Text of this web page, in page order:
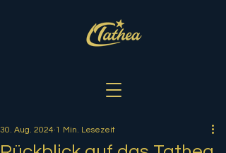
30. Aug. 2024 1 Min. Lesezeit